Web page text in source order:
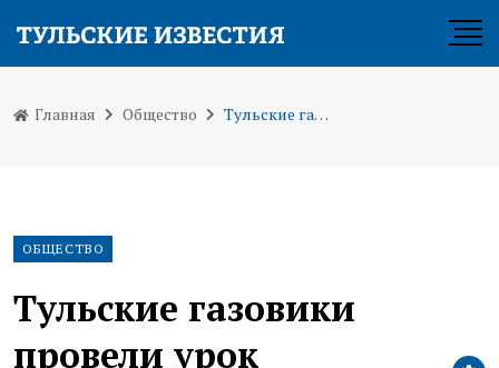
Главная Общество Тульские газовики провели урок безопасности для детей-инвалидов
ОБЩЕСТВО
Тульские газовики
провели урок